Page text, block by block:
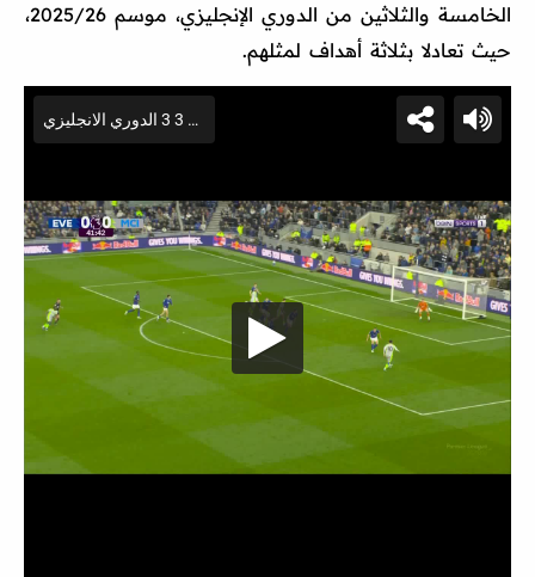
الخامسة والثلاثين من الدوري الإنجليزي، موسم 2025/26،
حيث تعادلا بثلاثة أهداف لمثلهم.